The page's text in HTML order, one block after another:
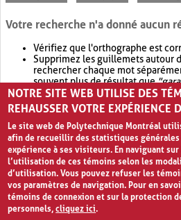
Votre recherche n'a donné aucun
Vérifiez que l'orthographe est
Supprimez les guillemets autour
rechercher chaque mot
souvent plus de résultat que
Envisagez d'élargir votre
retournera souvent plus de
NOTRE SITE WEB UTILISE DES
REHAUSSER VOTRE EXPÉRIENCE
Le site web de Polytechnique Montréal
afin de recueillir des statistiques
expérience à ses visiteurs. En naviguant
l’utilisation de ces témoins selon les
d’utilisation. Vous pouvez refuser les
vos paramètres de navigation. Pour en
témoins de connexion et sur la protection
personnels,cliquez ici.